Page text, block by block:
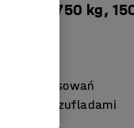
750 kg,
dębowy
zastosowań
z 3 szufladami